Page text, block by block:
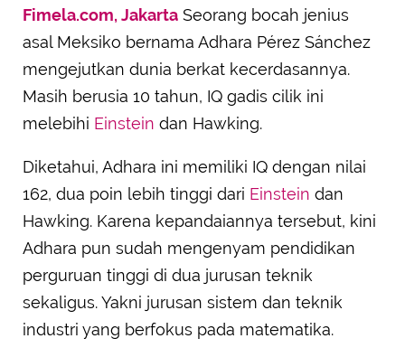
Fimela.com, Jakarta Seorang bocah jenius
asal Meksiko bernama Adhara Pérez Sánchez
mengejutkan dunia berkat kecerdasannya.
Masih berusia 10 tahun, IQ gadis cilik ini
melebihi Einstein dan Hawking.
Diketahui, Adhara ini memiliki IQ dengan nilai
162, dua poin lebih tinggi dari Einstein dan
Hawking. Karena kepandaiannya tersebut, kini
Adhara pun sudah mengenyam pendidikan
perguruan tinggi di dua jurusan teknik
sekaligus. Yakni jurusan sistem dan teknik
industri yang berfokus pada matematika.